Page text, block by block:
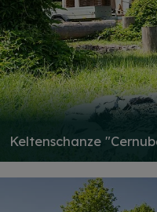
Keltenschanze